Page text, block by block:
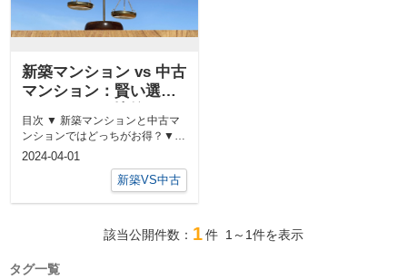
新築マンション vs 中古
マンション：賢い選択
っちがお得？
目次 ▼ 新築マンションと中古マ
ンションではどっちがお得？▼
新築マンションと中古マンション
2024-04-01
新築VS中古
該当公開件数： 1件 1～1件を表示
タグ一覧